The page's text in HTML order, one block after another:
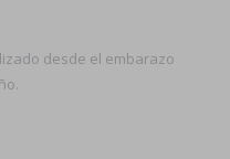
desde el embarazo